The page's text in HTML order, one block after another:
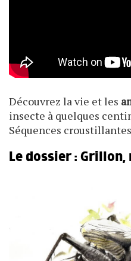
Découvrez la vie et les
insecte à quelques
Séquences
Le dossier :